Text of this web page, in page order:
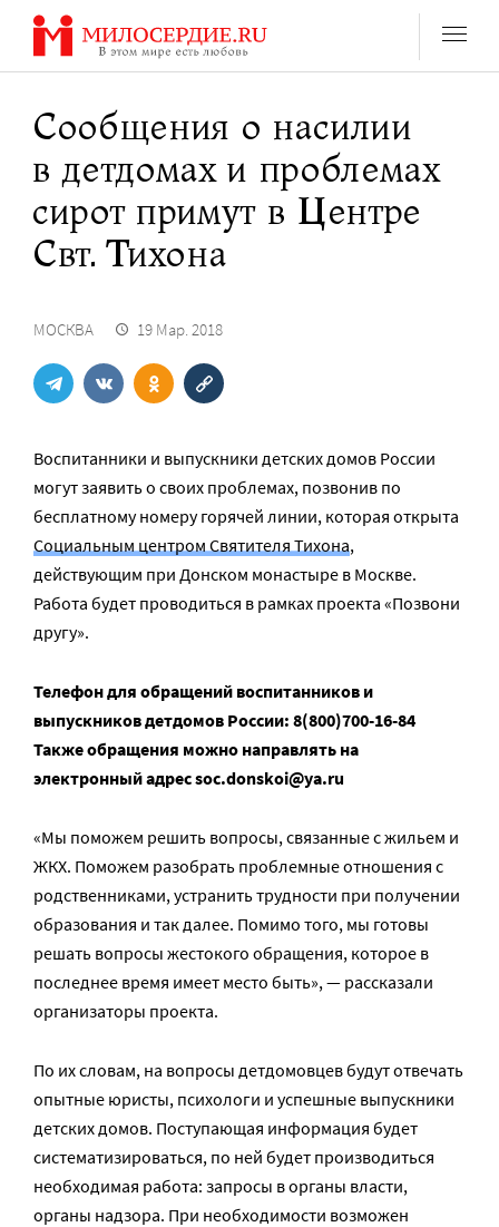
Перейти
содержанию
Сообщения о насилии
в детдомах и проблемах
сирот примут в Центре
Свт. Тихона
МОСКВА 19 Мар. 2018
Воспитанники и выпускники детских домов России
могут заявить о своих проблемах, позвонив по
бесплатному номеру горячей линии, которая открыта
Социальным центром Святителя Тихона,
действующим при Донском монастыре в Москве.
Работа будет проводиться в рамках проекта «Позвони
другу».
Телефон для обращений воспитанников и
выпускников детдомов России: 8(800)700-16-84
Также обращения можно направлять на
электронный адрес soc.donskoi@ya.ru
«Мы поможем решить вопросы, связанные с жильем и
ЖКХ. Поможем разобрать проблемные отношения с
родственниками, устранить трудности при получении
образования и так далее. Помимо того, мы готовы
решать вопросы жестокого обращения, которое в
последнее время имеет место быть», — рассказали
организаторы проекта.
По их словам, на вопросы детдомовцев будут отвечать
опытные юристы, психологи и успешные выпускники
детских домов. Поступающая информация будет
систематизироваться, по ней будет производиться
необходимая работа: запросы в органы власти,
органы надзора. При необходимости возможен